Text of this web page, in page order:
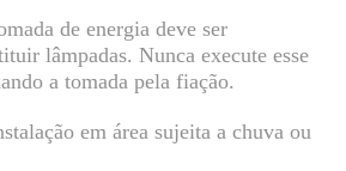
de energia deve ser
lâmpadas. Nunca execute esse
a tomada pela fiação.
em área sujeita a chuva ou